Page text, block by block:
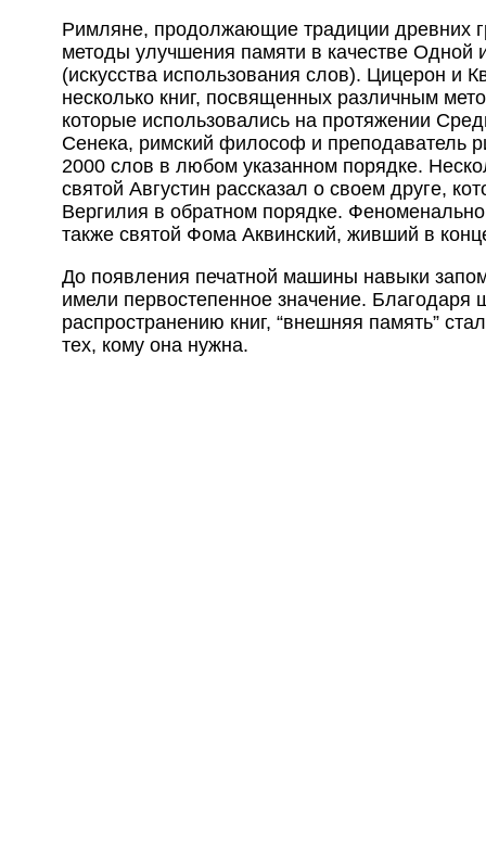
Римляне, продолжающие традиции древних
методы улучшения памяти в качестве Одной
(искусства использования слов). Цицерон и
несколько книг, посвященных различным
которые использовались на протяжении
Сенека, римский философ и преподаватель
2000 слов в любом указанном порядке.
святой Августин рассказал о своем друге,
Вергилия в обратном порядке.
также святой Фома Аквинский, живший в
До появления печатной машины навыки
имели первостепенное значение. Благодаря
распространению книг, “внешняя память”
тех, кому она нужна.